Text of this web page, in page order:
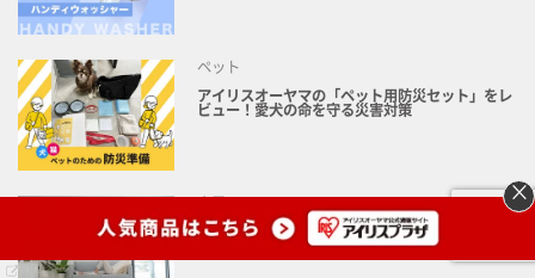
×
ペット
アイリスオーヤマの「ペット用防災セット」をレ
ビュー！愛犬の命を守る災害対策
家電
エアコンはつけっぱなしにすると壊れる？故障を
防ぐ方法やリスクへの対策を解説